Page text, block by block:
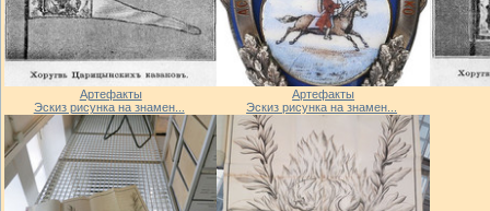
Артефакты Артефакты
Эскиз рисунка на знамен... Эскиз рисунка на знамен...